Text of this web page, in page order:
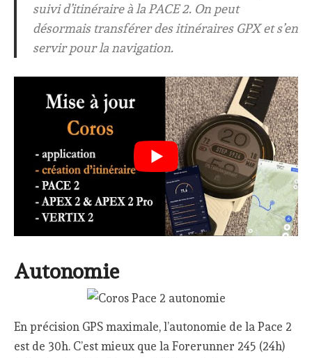
suivi d’itinéraire à la PACE 2. On peut
désormais transférer des itinéraires GPX et s’en
servir pour la navigation.
Autonomie
En précision GPS maximale, l’autonomie de la Pace 2
est de 30h. C’est mieux que la Forerunner 245 (24h)